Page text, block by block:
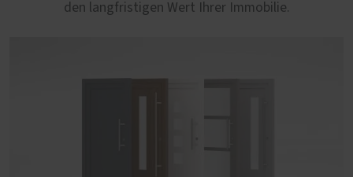
den langfristigen Wert Ihrer Immobilie.